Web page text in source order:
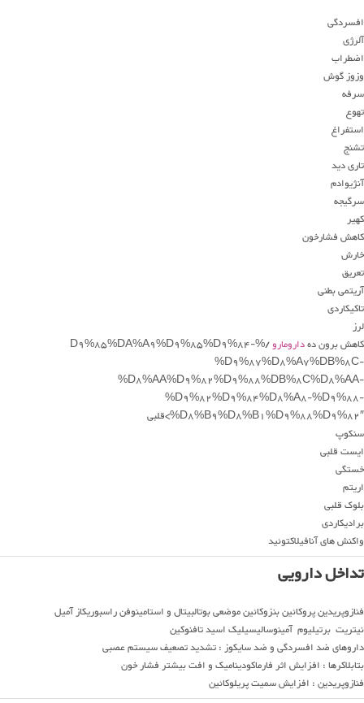
افسردگی
آلرژی
اضطراب
وزوز گوش
سرفه
تهوع
استفراغ
تشنج
تاری دید
آنژیوادم
سرگیجه
کهیر
کاهش فشارخون
خارش
تعریق
آریتمی بطنی
تاکیکاردی
لرز
کاهش برون دهدارومارو
/%D9%85%DA%A9%D9%85%D9%84-
%D9%87%D8%A7%DB%8C-
%D8%AA%D9%82%D9%88%DB%8C%D8%AA-
%D9%82%D9%84%D8%A8-%D9%88-
%D8%B9%D8%B1%D9%88%D9%82″>قلبی
سنکوپ
ایست قلبی
خستگی
اریتم
بلوک قلبی
برادیکاردی
واکنش های آنافیلاکتوئید
تداخل دارویی
فنازوپریدین پروکائین بنزوکائین موضعی بوتالبیتال و استامینوفن راسبوریکاز آمیل
نیتریت برتیلیوم آمینوسالیسیلیک اسید تافنوکین
داروهای ضد افسردگی و ضد سایکوز : تشدید تصعیف سیستم عصبی
بتابلاکرها : افزایش اثر فارماکودینامیک و افت بیشتر فشار خون
فنازوپریدین : افزایش سمیت پریلوکائین